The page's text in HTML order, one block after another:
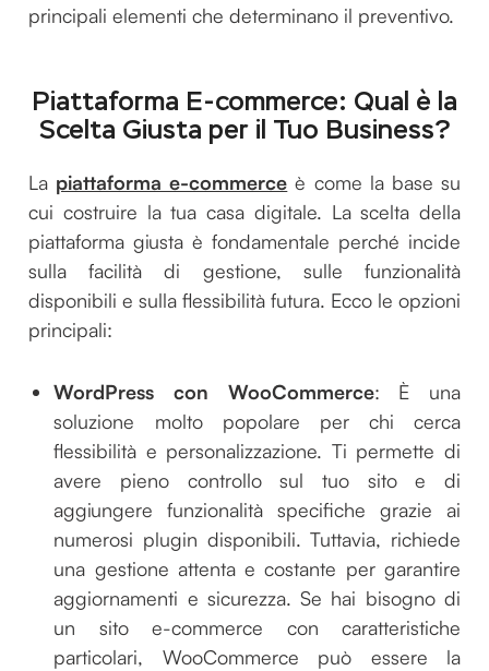
principali elementi che determinano il preventivo.
Piattaforma E-commerce: Qual è la
Scelta Giusta per il Tuo Business?
La piattaforma e-commerce è come la base su
cui costruire la tua casa digitale. La scelta della
piattaforma giusta è fondamentale perché incide
sulla facilità di gestione, sulle funzionalità
disponibili e sulla flessibilità futura. Ecco le opzioni
principali:
WordPress con WooCommerce: È una
soluzione molto popolare per chi cerca
flessibilità e personalizzazione. Ti permette di
avere pieno controllo sul tuo sito e di
aggiungere funzionalità specifiche grazie ai
numerosi plugin disponibili. Tuttavia, richiede
una gestione attenta e costante per garantire
aggiornamenti e sicurezza. Se hai bisogno di
un sito e-commerce con caratteristiche
particolari, WooCommerce può essere la